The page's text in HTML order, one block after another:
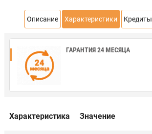
Описание Характеристики Кредиты
ГАРАНТИЯ 24 МЕСЯЦА
Характеристика Значение